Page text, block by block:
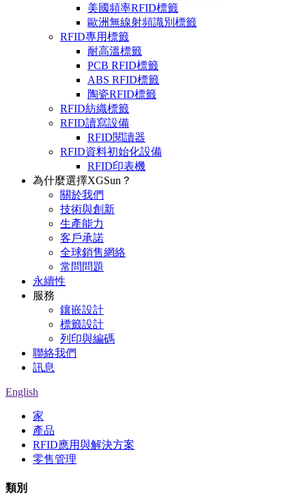
美國頻率RFID標籤
歐洲無線射頻識別標籤
RFID專用標籤
耐高溫標籤
PCB RFID標籤
ABS RFID標籤
陶瓷RFID標籤
RFID紡織標籤
RFID讀寫設備
RFID閱讀器
RFID資料初始化設備
RFID印表機
為什麼選擇XGSun？
關於我們
技術與創新
生產能力
客戶承諾
全球銷售網絡
常問問題
永續性
服務
鑲嵌設計
標籤設計
列印與編碼
聯絡我們
訊息
English
家
產品
RFID應用與解決方案
零售管理
類別